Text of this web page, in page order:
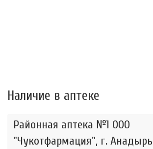
Наличие в аптеке
Районная аптека №1 ООО
"Чукотфармация", г. Анадырь